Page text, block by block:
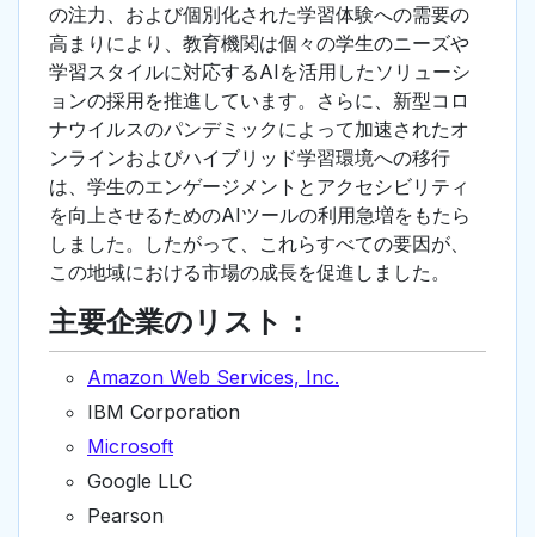
の注力、および個別化された学習体験への需要の
高まりにより、教育機関は個々の学生のニーズや
学習スタイルに対応するAIを活用したソリューシ
ョンの採用を推進しています。さらに、新型コロ
ナウイルスのパンデミックによって加速されたオ
ンラインおよびハイブリッド学習環境への移行
は、学生のエンゲージメントとアクセシビリティ
を向上させるためのAIツールの利用急増をもたら
しました。したがって、これらすべての要因が、
この地域における市場の成長を促進しました。
主要企業のリスト：
Amazon Web Services, Inc.
IBM Corporation
Microsoft
Google LLC
Pearson